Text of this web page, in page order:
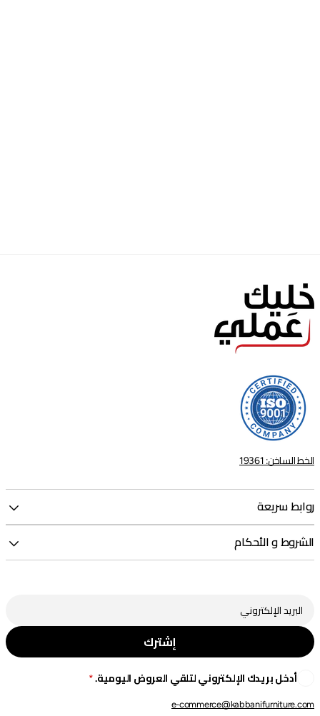
الخط الساخن: 19361
روابط سريعة
الشروط و الأحكام
إشترك
أدخل بريدك الإلكتروني لتلقي العروض اليومية.
e-commerce@kabbanifurniture.com